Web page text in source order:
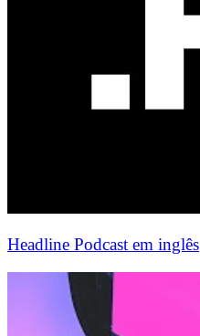
Headline Podcast em inglês